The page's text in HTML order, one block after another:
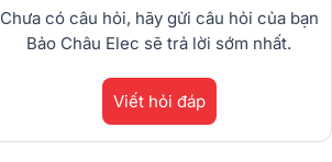
Cấp.1900.0255
Chưa có câu hỏi, hãy gửi câu hỏi của bạn
Bảo Châu Elec sẽ trả lời sớm nhất.
Viết hỏi đáp